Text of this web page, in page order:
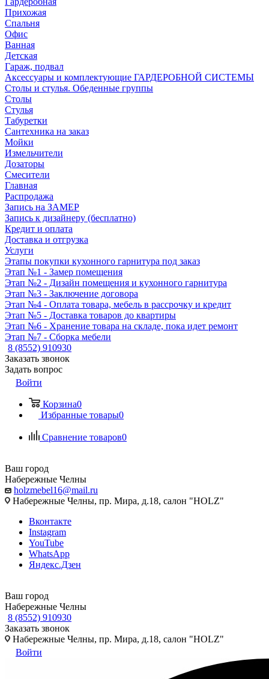
Прихожая
Спальня
Офис
Ванная
Детская
Гараж, подвал
Аксессуары и комплектующие ГАРДЕРОБНОЙ СИСТЕМЫ
Столы и стулья. Обеденные группы
Столы
Стулья
Табуретки
Сантехника на заказ
Мойки
Измельчители
Дозаторы
Смесители
Главная
Распродажа
Запись на ЗАМЕР
Запись к дизайнеру (бесплатно)
Кредит и оплата
Доставка и отгрузка
Услуги
Этапы покупки кухонного гарнитура под заказ
Этап №1 - Замер помещения
Этап №2 - Дизайн помещения и кухонного гарнитура
Этап №3 - Заключение договора
Этап №4 - Оплата товара, мебель в рассрочку и кредит
Этап №5 - Доставка товаров до квартиры
Этап №6 - Хранение товара на складе, пока идет ремонт
Этап №7 - Сборка мебели
8 (8552) 910930
Заказать звонок
Задать вопрос
Войти
Корзина0
Избранные товары0
Сравнение товаров0
Ваш город
Набережные Челны
holzmebel16@mail.ru
Набережные Челны, пр. Мира, д.18, салон "HOLZ"
Вконтакте
Instagram
YouTube
WhatsApp
Яндекс.Дзен
Ваш город
Набережные Челны
8 (8552) 910930
Заказать звонок
Набережные Челны, пр. Мира, д.18, салон "HOLZ"
Войти